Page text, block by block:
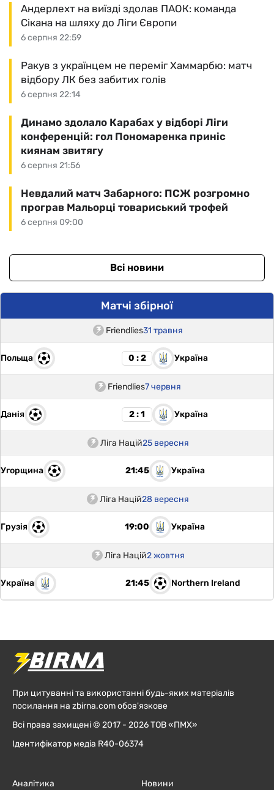
6 серпня 22:59
Андерлехт на виїзді здолав ПАОК: команда
Сікана на шляху до Ліги Європи
6 серпня 22:14
Ракув з українцем не переміг Хаммарбю: матч
відбору ЛК без забитих голів
6 серпня 21:56
Динамо здолало Карабах у відборі Ліги
конференцій: гол Пономаренка приніс
киянам звитягу
6 серпня 09:00
Невдалий матч Забарного: ПСЖ розгромно
програв Мальорці товариський трофей
Всі новини
Матчі збірної
Friendlies31 травня
Польща 0 : 2 Україна
Friendlies7 червня
Данія 2 : 1 Україна
Ліга Націй25 вересня
Угорщина 21:45 Україна
Ліга Націй28 вересня
Грузія 19:00 Україна
Ліга Націй2 жовтня
Україна 21:45 Northern Ireland
При цитуванні та використанні будь-яких матеріалів
посилання на zbirna.com обов'язкове
Всі права захищені © 2017 - 2026 ТОВ «ПМХ»
Ідентифікатор медіа R40-06374
Аналітика
Новини